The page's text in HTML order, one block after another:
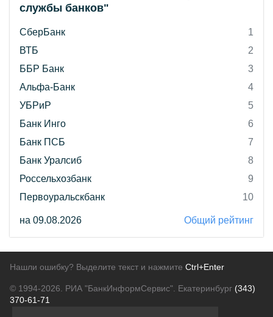
службы банков"
СберБанк
1
ВТБ
2
ББР Банк
3
Альфа-Банк
4
УБРиР
5
Банк Инго
6
Банк ПСБ
7
Банк Уралсиб
8
Россельхозбанк
9
Первоуральскбанк
10
на 09.08.2026 Общий рейтинг
Нашли ошибку? Выделите текст и нажмите Ctrl+Enter
© 1994-2026. РИА "БанкИнформСервис". Екатеринбург (343)
370-61-71